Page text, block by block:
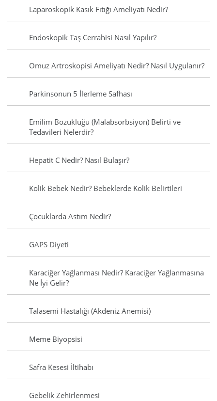
Laparoskopik Kasık Fıtığı Ameliyatı Nedir?
Endoskopik Taş Cerrahisi Nasıl Yapılır?
Omuz Artroskopisi Ameliyatı Nedir? Nasıl Uygulanır?
Parkinsonun 5 İlerleme Safhası
Emilim Bozukluğu (Malabsorbsiyon) Belirti ve
Tedavileri Nelerdir?
Hepatit C Nedir? Nasıl Bulaşır?
Kolik Bebek Nedir? Bebeklerde Kolik Belirtileri
Çocuklarda Astım Nedir?
GAPS Diyeti
Karaciğer Yağlanması Nedir? Karaciğer Yağlanmasına
Ne İyi Gelir?
Talasemi Hastalığı (Akdeniz Anemisi)
Meme Biyopsisi
Safra Kesesi İltihabı
Gebelik Zehirlenmesi